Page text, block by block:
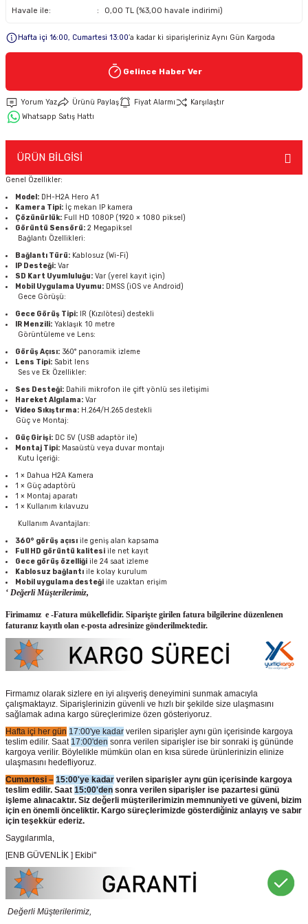
Keypad-Tuş Takımı Ürünler
Hırsız Alarm Aksesuarlar
Havale ile:
0,00 TL (%3,00 havale indirimi)
Hafta içi 16:00, Cumartesi 13:00’a kadar ki siparişleriniz Aynı Gün Kargoda
Gelince Haber Ver
Yorum Yaz Ürünü Paylaş Fiyat Alarmı
Karşılaştır
Whatsapp Satış Hattı
ÜRÜN BİLGİSİ
Genel Özellikler:
Model: DH-H2A Hero A1
Kamera Tipi: İç mekan IP kamera
Çözünürlük: Full HD 1080P (1920 × 1080 piksel)
Görüntü Sensörü: 2 Megapiksel
Bağlantı Özellikleri:
Bağlantı Türü: Kablosuz (Wi-Fi)
IP Desteği: Var
SD Kart Uyumluluğu: Var (yerel kayıt için)
Mobil Uygulama Uyumu: DMSS (iOS ve Android)
Gece Görüşü:
Gece Görüş Tipi: IR (Kızılötesi) destekli
IR Menzili: Yaklaşık 10 metre
Görüntüleme ve Lens:
Görüş Açısı: 360° panoramik izleme
Lens Tipi: Sabit lens
Ses ve Ek Özellikler:
Ses Desteği: Dahili mikrofon ile çift yönlü ses iletişimi
Hareket Algılama: Var
Video Sıkıştırma: H.264/H.265 destekli
Güç ve Montaj:
Güç Girişi: DC 5V (USB adaptör ile)
Montaj Tipi: Masaüstü veya duvar montajı
Kutu İçeriği:
1 × Dahua H2A Kamera
1 × Güç adaptörü
1 × Montaj aparatı
1 × Kullanım kılavuzu
Kullanım Avantajları:
360° görüş açısı ile geniş alan kapsama
Full HD görüntü kalitesi ile net kayıt
Gece görüş özelliği ile 24 saat izleme
Kablosuz bağlantı ile kolay kurulum
Mobil uygulama desteği ile uzaktan erişim
‘ Değerli Müşterilerimiz,
Firimamız e -Fatura mükellefidir. Siparişte girilen fatura bilgilerine düzenlenen
faturanız kayıtlı olan e-posta adresinize gönderilmektedir.
Firmamız olarak sizlere en iyi alışveriş deneyimini sunmak amacıyla
çalışmaktayız. Siparişlerinizin güvenli ve hızlı bir şekilde size ulaşmasını
sağlamak adına kargo süreçlerimize özen gösteriyoruz.
Hafta içi her gün 17:00'ye kadar verilen siparişler aynı gün içerisinde kargoya
teslim edilir. Saat 17:00'den sonra verilen siparişler ise bir sonraki iş gününde
kargoya verilir. Böylelikle mümkün olan en kısa sürede ürünlerinizin elinize
ulaşmasını hedefliyoruz.
Cumartesi – 15:00'ye kadar verilen siparişler aynı gün içerisinde kargoya
teslim edilir. Saat 15:00'den sonra verilen siparişler ise pazartesi günü
işleme alınacaktır. Siz değerli müşterilerimizin memnuniyeti ve güveni, bizim
için en önemli önceliktir. Kargo süreçlerimizde gösterdiğiniz anlayış ve sabır
için teşekkür ederiz.
Saygılarımla,
[ENB GÜVENLİK ] Ekibi"
Değerli Müşterilerimiz,